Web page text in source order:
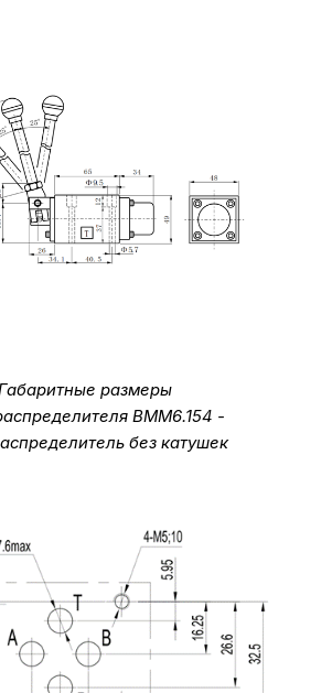
размеры
ВММ6.154 -
без катушек